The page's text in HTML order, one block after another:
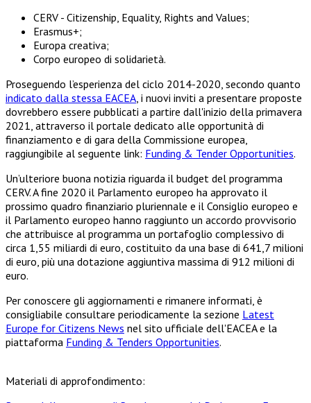
CERV - Citizenship, Equality, Rights and Values;
Erasmus+;
Europa creativa;
Corpo europeo di solidarietà.
Proseguendo l’esperienza del ciclo 2014-2020, secondo quanto
indicato dalla stessa EACEA , i nuovi inviti a presentare proposte
dovrebbero essere pubblicati a partire dall'inizio della primavera
2021, attraverso il portale dedicato alle opportunità di
finanziamento e di gara della Commissione europea,
raggiungibile al seguente link: Funding & Tender Opportunities.
Un’ulteriore buona notizia riguarda il budget del programma
CERV. A fine 2020 il Parlamento europeo ha approvato il
prossimo quadro finanziario pluriennale e il Consiglio europeo e
il Parlamento europeo hanno raggiunto un accordo provvisorio
che attribuisce al programma un portafoglio complessivo di
circa 1,55 miliardi di euro, costituito da una base di 641,7 milioni
di euro, più una dotazione aggiuntiva massima di 912 milioni di
euro.
Per conoscere gli aggiornamenti e rimanere informati, è
consigliabile consultare periodicamente la sezione Latest
Europe for Citizens News nel sito ufficiale dell'EACEA e la
piattaforma Funding & Tenders Opportunities.
Materiali di approfondimento: